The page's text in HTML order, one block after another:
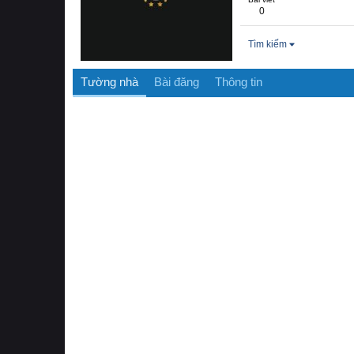
0
Tìm kiếm
Tường nhà Bài đăng Thông tin